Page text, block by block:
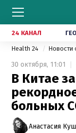
24 КАНАЛ
Health 24 Новости
30 октября, 11:01
В Китае
больных
Анастасия